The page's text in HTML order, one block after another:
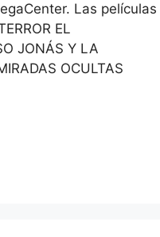
Las películas
EL
JONÁS Y LA
OCULTAS